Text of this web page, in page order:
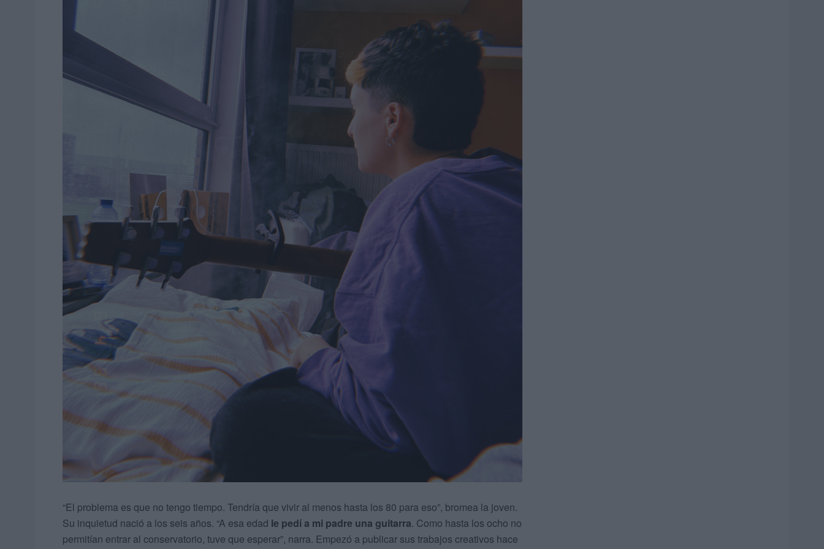
“El problema es que no tengo tiempo. Tendría que vivir al menos hasta los 80 para eso”, bromea la joven.
Su inquietud nació a los seis años. “A esa edad le pedí a mi padre una guitarra. Como hasta los ocho no
permitían entrar al conservatorio, tuve que esperar”, narra. Empezó a publicar sus trabajos creativos hace